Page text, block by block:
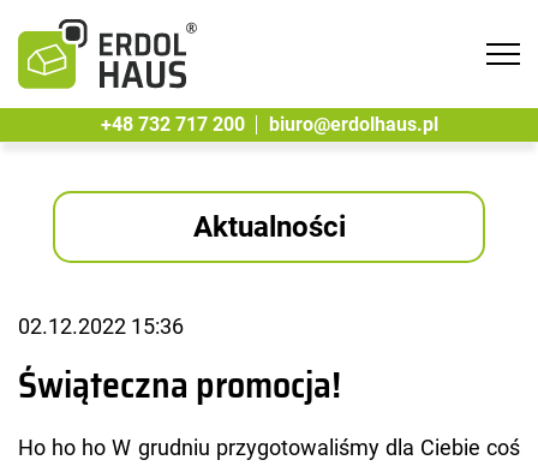
+48 732 717 200
biuro@erdolhaus.pl
Aktualności
02.12.2022 15:36
Świąteczna promocja!
Ho ho ho W grud­niu przy­go­to­wa­li­śmy dla Cie­bie coś